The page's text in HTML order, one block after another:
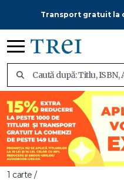
Transport gratuit la
1 carte /